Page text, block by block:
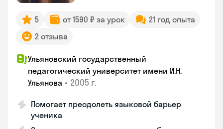
5 от 1590 ₽ за урок
21 год опыта
2 отзыва
Ульяновский государственный
педагогический университет имени И.Н.
Ульянова • 2005 г.
Помогает преодолеть языковой барьер
ученика